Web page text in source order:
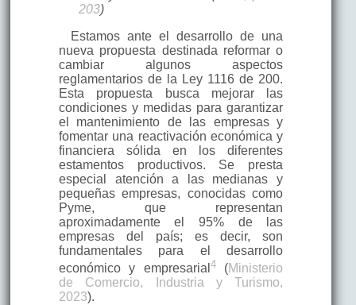
203)
Estamos ante el desarrollo de una
nueva propuesta destinada reformar o
cambiar algunos aspectos
reglamentarios de la Ley 1116 de 200.
Esta propuesta busca mejorar las
condiciones y medidas para garantizar
el mantenimiento de las empresas y
fomentar una reactivación económica y
financiera sólida en los diferentes
estamentos productivos. Se presta
especial atención a las medianas y
pequeñas empresas, conocidas como
Pyme, que representan
aproximadamente el 95% de las
empresas del país; es decir, son
fundamentales para el desarrollo
económico y empresarial 4 (Ministerio
de Comercio, Industria y Turismo,
2023).